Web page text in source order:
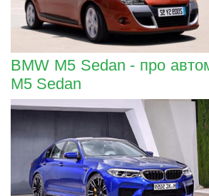
BMW M5 Sedan - про
M5 Sedan